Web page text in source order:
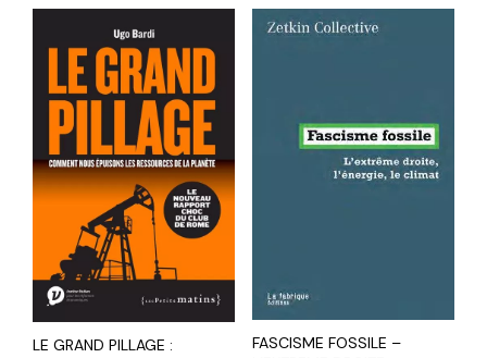
LE GRAND PILLAGE :
FASCISME FOSSILE –